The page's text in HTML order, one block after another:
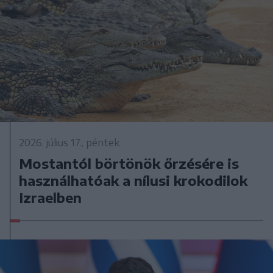
2026. július 17., péntek
Mostantól börtönök őrzésére is
használhatóak a nílusi krokodilok
Izraelben